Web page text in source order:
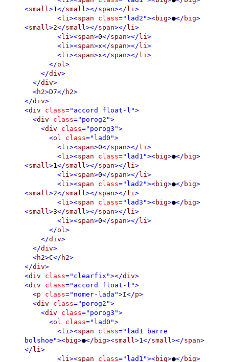
<small>1</small></span></ li>
<li><span class="lad2"><big>●</ big>
<small>2</small></span></ li>
<li><span>0</span></ li>
<li><span>x</span></ li>
<li><span>x</span></ li>
</ol>
</div>
</div>
<h2>D7</ h2>
</div>
<div class="accord float-l">
<div class="porog2">
<div class="porog3">
<ol class="lad0">
<li><span>0</span></ li>
<li><span class="lad1"><big>●</ big>
<small>1</small></span></ li>
<li><span>0</span></ li>
<li><span class="lad2"><big>●</ big>
<small>2</small></span></ li>
<li><span class="lad3"><big>●</ big>
<small>3</small></span></ li>
<li><span>0</span></ li>
</ol>
</div>
</div>
<h2>C</ h2>
</div>
<div class="clearfix"></div>
<div class="accord float-l">
<p class="nomer-lada">I</p>
<div class="porog2">
<div class="porog3">
<ol class="lad0">
<li><span class="lad1 barre
bolshoe"><big>●</ big><small>1</small></span>
</ li>
<li><span class="lad1"><big>●</ big>